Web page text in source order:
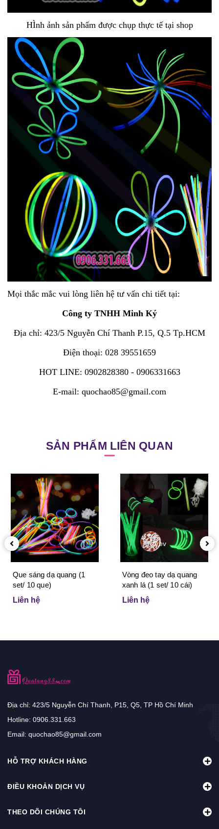
HÌnh ảnh sản phẩm được chụp thực tế tại shop
Mọi thắc mắc vui lòng liên hệ tư vấn chi tiết tại:
Công ty TNHH Minh Ký
Địa chỉ: 423/5 Nguyễn Chí Thanh P.15, Q.5 Tp.HCM
Điện thoại: 028 39551659
HOT LINE: 0902828380 - 0906331663
E-mail: quochao85@gmail.com
SẢN PHẨM LIÊN QUAN
Que sáng dạ quang (1
set/ 10 que)
Liên hệ
Vòng đeo tay dạ quang
xanh lá (1 set/ 10 cái)
Liên hệ
prev
Địa chỉ: 423/5 Nguyễn Chí Thanh, P15, Q5, TP Hồ Chí Minh
Hotline: 0906.331.663
Email: quochao85@gmail.com
HỖ TRỢ KHÁCH HÀNG
ĐIỀU KHOẢN DỊCH VỤ
THEO DÕI CHÚNG TÔI